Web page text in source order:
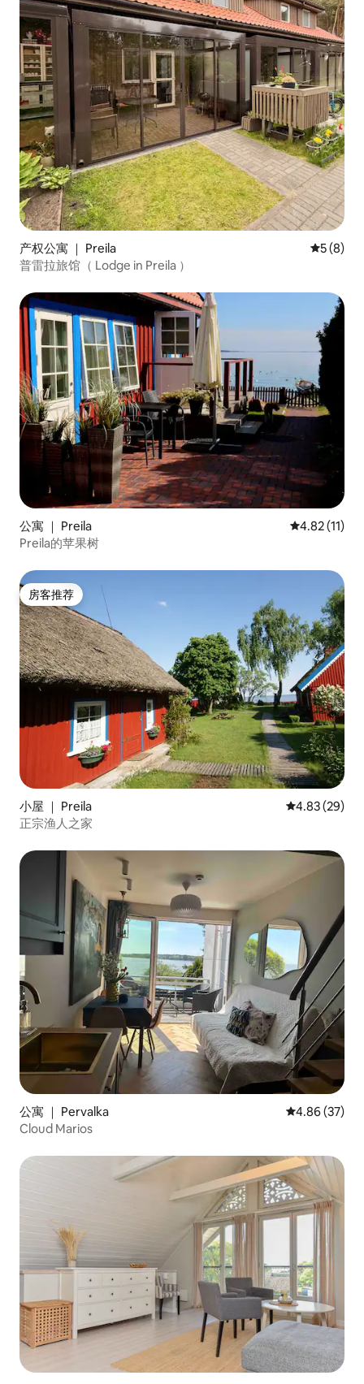
产权公寓 ｜ Preila 平均评分
5 (8)
普雷拉旅馆（ Lodge in Preila ）
公寓 ｜ Preila 平均评分
4.82 (11)
Preila的苹果树
房客推荐
房客推荐
小屋 ｜ Preila 平均评分
4.83 (29)
正宗渔人之家
公寓 ｜ Pervalka 平均评分
4.86 (37)
Cloud Marios